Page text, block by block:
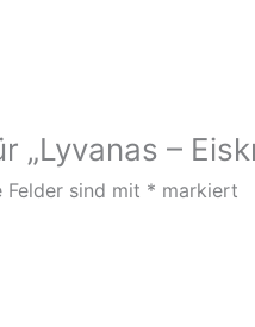
„Lyvanas –
sind mit * markiert